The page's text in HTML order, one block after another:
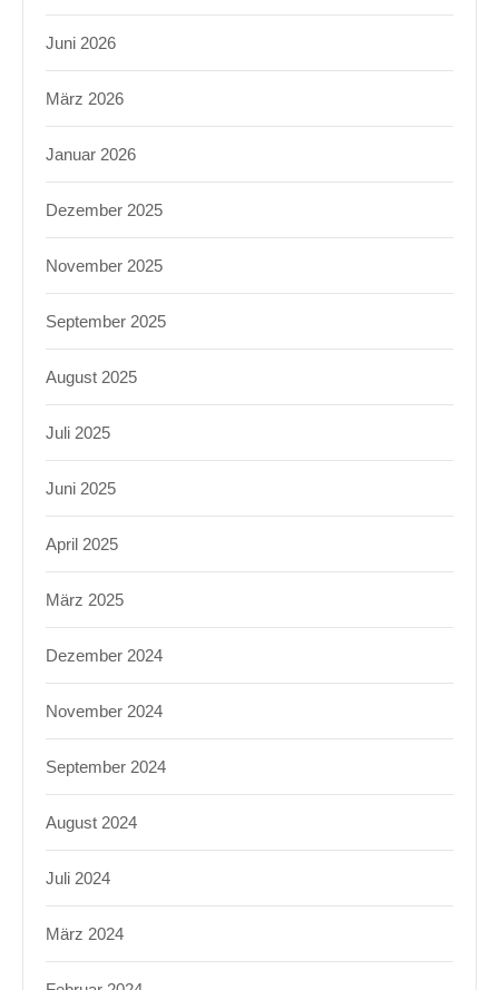
Juni 2026
März 2026
Januar 2026
Dezember 2025
November 2025
September 2025
August 2025
Juli 2025
Juni 2025
April 2025
März 2025
Dezember 2024
November 2024
September 2024
August 2024
Juli 2024
März 2024